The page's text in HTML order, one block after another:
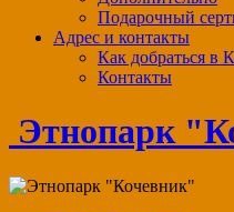
Подарочный
Адрес и контакты
Как добраться в
Контакты
Этнопарк